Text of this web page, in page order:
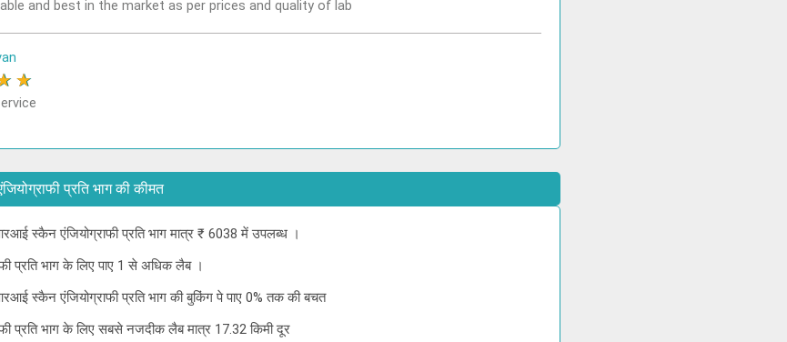
and best in the market as per prices and quality of lab
★
प्रति भाग की कीमत
स्कैन एंजियोग्राफी प्रति भाग मात्र ₹ 6038 में उपलब्ध ।
प्रति भाग के लिए पाए 1 से अधिक लैब ।
स्कैन एंजियोग्राफी प्रति भाग की बुकिंग पे पाए 0% तक की बचत
प्रति भाग के लिए सबसे नजदीक लैब मात्र 17.32 किमी दूर